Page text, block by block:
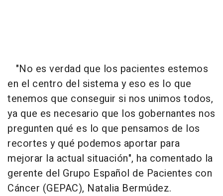
"No es verdad que los pacientes estemos
en el centro del sistema y eso es lo que
tenemos que conseguir si nos unimos todos,
ya que es necesario que los gobernantes nos
pregunten qué es lo que pensamos de los
recortes y qué podemos aportar para
mejorar la actual situación", ha comentado la
gerente del Grupo Español de Pacientes con
Cáncer (GEPAC), Natalia Bermúdez.